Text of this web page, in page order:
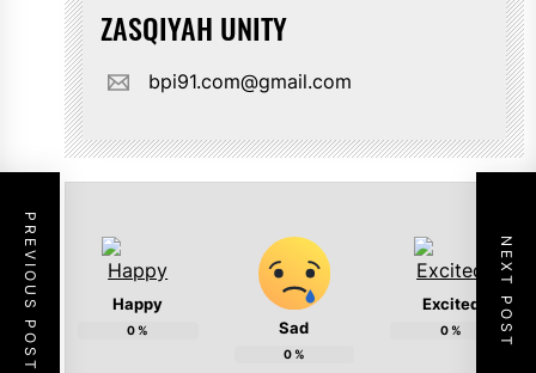
ZASQIYAH UNITY
bpi91.com@gmail.com
Happy
0% Sad
0%
Excited
0%
PREVIOUS POST NEXT POST